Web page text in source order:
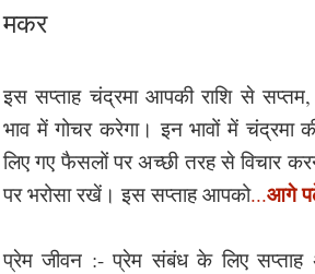
मकर
इस सप्ताह चंद्रमा आपकी राशि से
भाव में गोचर करेगा। इन भावों में चंद्रमा
लिए गए फैसलों पर अच्छी तरह से विचार
पर भरोसा रखें। इस सप्ताह आपको...आगे
प्रेम जीवन :- प्रेम संबंध के लिए